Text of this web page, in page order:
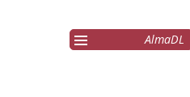
AlmaDL